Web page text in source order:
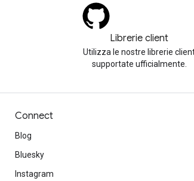
Librerie client
Utilizza le nostre librerie
supportate ufficialmente.
Connect
Blog
Bluesky
Instagram